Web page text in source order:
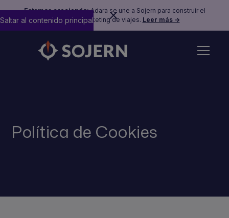
Estamos creciendo:Adara se une a Sojern para construir el
futuro del marketing de viajes. Leer más →
Saltar al contenido principal
Política de Cookies